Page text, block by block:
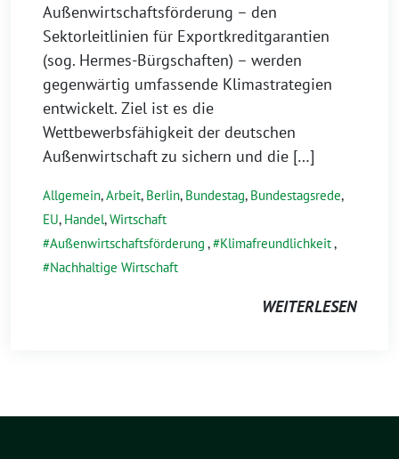
Außenwirtschaftsförderung – den
Sektorleitlinien für Exportkreditgarantien
(sog. Hermes-Bürgschaften) – werden
gegenwärtig umfassende Klimastrategien
entwickelt. Ziel ist es die
Wettbewerbsfähigkeit der deutschen
Außenwirtschaft zu sichern und die […]
Allgemein,Arbeit, Berlin, Bundestag, Bundestagsrede,
EU, Handel,Wirtschaft
Außenwirtschaftsförderung , Klimafreundlichkeit,
Nachhaltige Wirtschaft
WEITERLESEN